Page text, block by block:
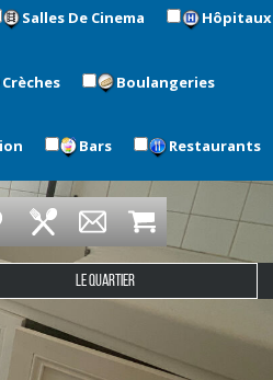
Salles De Cinema Hôpitaux
Crèches Boulangeries
Bars Restaurants
LE QUARTIER